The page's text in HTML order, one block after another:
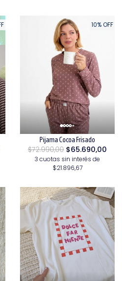
10% OFF
Pijama Cocoa Frisado
$72.990,00 $65.690,00
3 cuotas sin interés de
$21.896,67